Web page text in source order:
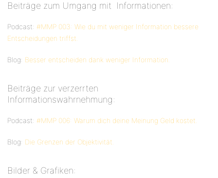
Beiträge zum Umgang mit Informationen:
Podcast: #MMP 003: Wie du mit weniger Information bessere
Entscheidungen triffst.
Blog: Besser entscheiden dank weniger Information.
Beiträge zur verzerrten
Informationswahrnehmung:
Podcast: #MMP 006: Warum dich deine Meinung Geld kostet.
Blog: Die Grenzen der Objektivität.
Bilder & Grafiken: